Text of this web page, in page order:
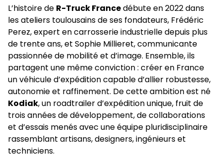
L’histoire de R-Truck Francedébute en 2022 dans
les ateliers toulousains de ses fondateurs, Frédéric
Perez, expert en carrosserie industrielle depuis plus
de trente ans, et Sophie Millieret, communicante
passionnée de mobilité et d’image. Ensemble, ils
partagent une même conviction : créer en France
un véhicule d’expédition capable d’allier robustesse,
autonomie et raffinement. De cette ambition est né
Kodiak, un roadtrailer d’expédition unique, fruit de
trois années de développement, de collaborations
et d’essais menés avec une équipe pluridisciplinaire
rassemblant artisans, designers, ingénieurs et
techniciens.